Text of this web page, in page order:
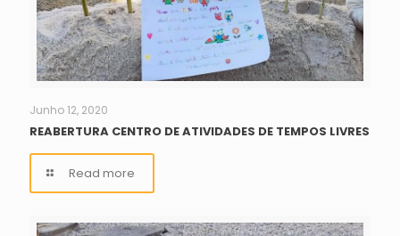
Junho 12, 2020
REABERTURA CENTRO DE ATIVIDADES DE TEMPOS LIVRES
Read more